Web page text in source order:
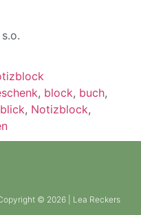
, block, buch,
, Notizblock,
© 2026 | Lea Reckers